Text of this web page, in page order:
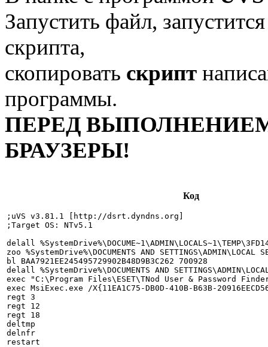
Запустить файл,
скрипта,
скопировать скрипт
программы.
ПЕРЕД
БРАУЗЕРЫ!
Код
;uVS v3.81.1 [http://dsrt.dyndns.org]
;Target OS: NTv5.1
delall
zoo %SystemDrive%\DOCUMENTS AND SETTINGS\ADMIN\LOCAL
bl BAA7921EE245495729902B48D9B3C262 700928
delall %SystemDrive%\DOCUMENTS AND
exec "C:\Program Files\ESET\TNod User & Password
exec MsiExec.exe /X{11EA1C75-DB0D-410B-B63B-
regt 3
regt 12
regt 18
deltmp
delnfr
restart